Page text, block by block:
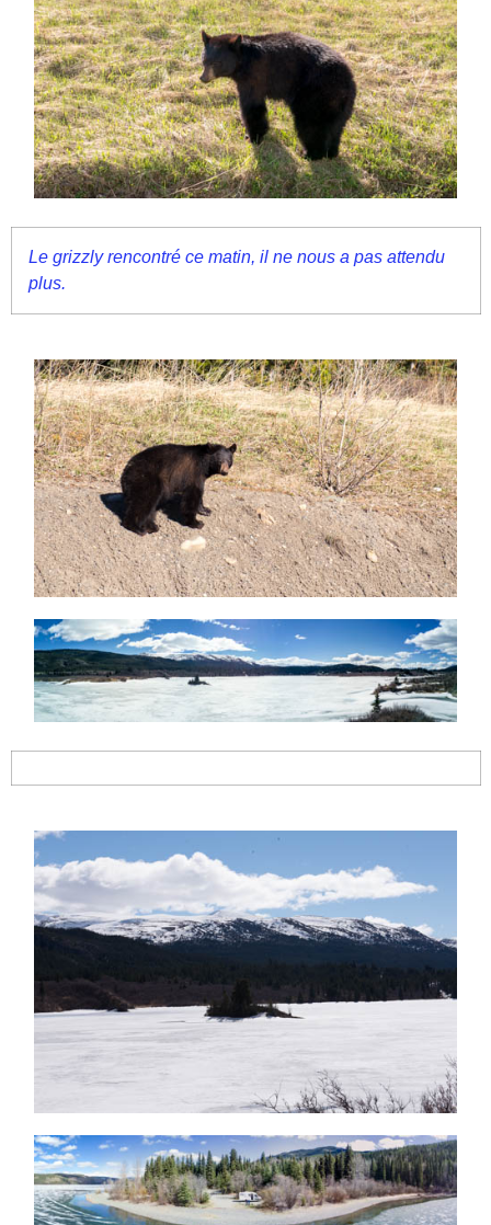
Le grizzly rencontré ce matin, il ne nous a pas attendu
plus.